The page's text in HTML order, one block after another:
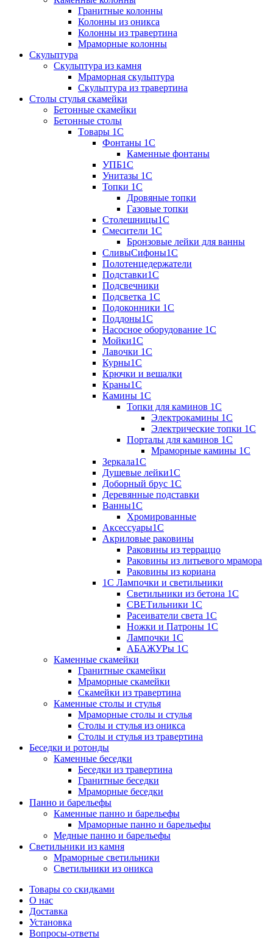
Гранитные колонны
Колонны из оникса
Колонны из травертина
Мраморные колонны
Скульптура
Скульптура из камня
Мраморная скульптура
Скульптура из травертина
Столы стулья скамейки
Бетонные скамейки
Бетонные столы
Tовары 1C
Фонтаны 1C
Каменные фонтаны
УПБ1С
Унитазы 1С
Топки 1С
Дровяные топки
Газовые топки
Столешницы1С
Смесители 1С
Бронзовые лейки для ванны
СливыСифоны1С
Полотенцедержатели
Подставки1С
Подсвечники
Подсветка 1С
Подоконники 1С
Поддоны1С
Насосное оборудование 1С
Мойки1С
Лавочки 1С
Курны1С
Крючки и вешалки
Краны1С
Камины 1C
Топки для каминов 1C
Электрокамины 1С
Электрические топки 1C
Порталы для каминов 1С
Мраморные камины 1C
Зеркала1С
Душевые лейки1С
Доборный брус 1С
Деревянные подставки
Ванны1С
Хромированные
Аксессуары1С
Акриловые раковины
Раковины из терраццо
Раковины из литьевого мрамора
Раковины из кориана
1С Лампочки и светильники
Светильники из бетона 1С
СВЕТильники 1С
Расеиватели света 1С
Ножки и Патроны 1С
Лампочки 1С
АБАЖУРы 1С
Каменные скамейки
Гранитные скамейки
Мраморные скамейки
Скамейки из травертина
Каменные столы и стулья
Мраморные столы и стулья
Столы и стулья из оникса
Столы и стулья из травертина
Беседки и ротонды
Каменные беседки
Беседки из травертина
Гранитные беседки
Мраморные беседки
Панно и барельефы
Каменные панно и барельефы
Мраморные панно и барельефы
Медные панно и барельефы
Светильники из камня
Мраморные светильники
Светильники из оникса
Товары со скидками
О нас
Доставка
Установка
Вопросы-ответы